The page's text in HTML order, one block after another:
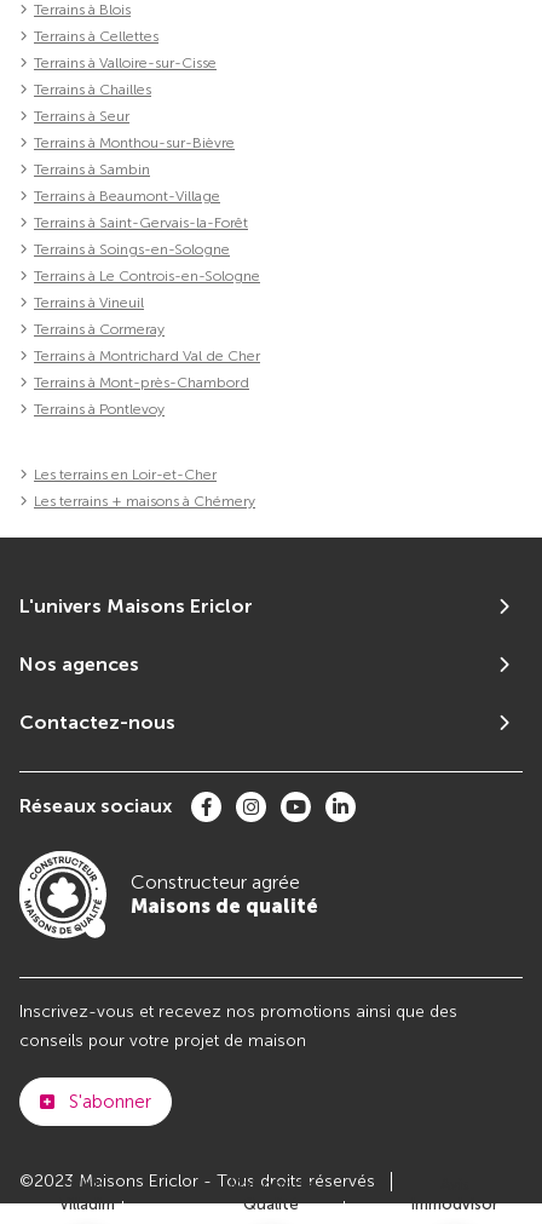
Club
Villadim
Maisons de
Qualité
Immodvisor
Terrains à Blois
Terrains à Cellettes
Terrains à Valloire-sur-Cisse
Terrains à Chailles
Terrains à Seur
Terrains à Monthou-sur-Bièvre
Terrains à Sambin
Terrains à Beaumont-Village
Terrains à Saint-Gervais-la-Forêt
Terrains à Soings-en-Sologne
Terrains à Le Controis-en-Sologne
Terrains à Vineuil
Terrains à Cormeray
Terrains à Montrichard Val de Cher
Terrains à Mont-près-Chambord
Terrains à Pontlevoy
Les terrains en Loir-et-Cher
Les terrains + maisons à Chémery
L'univers Maisons Ericlor
Nos agences
Contactez-nous
Réseaux sociaux
Constructeur agrée
Maisons de qualité
Inscrivez-vous et recevez nos promotions ainsi que des
conseils pour votre projet de maison
S'abonner
©2023 Maisons Ericlor - Tous droits réservés
Plan du site
Paramètres des cookies